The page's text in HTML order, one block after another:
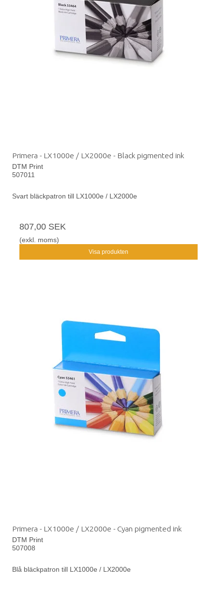
Primera - LX1000e / LX2000e - Black pigmented ink
DTM Print
507011
Svart bläckpatron till LX1000e / LX2000e
807,00 SEK
(exkl. moms)
Visa produkten
Primera - LX1000e / LX2000e - Cyan pigmented ink
DTM Print
507008
Blå bläckpatron till LX1000e / LX2000e